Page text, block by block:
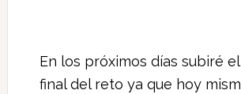
En los próximos días subiré
final del reto ya que hoy